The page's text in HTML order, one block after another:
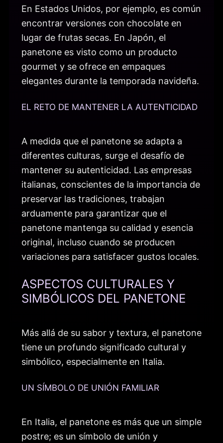
En Estados Unidos, por ejemplo, es común
encontrar versiones con chocolate en
lugar de frutas secas. En Japón, el
panetone es visto como un producto
gourmet y se ofrece en empaques
elegantes durante la temporada navideña.
EL RETO DE MANTENER LA AUTENTICIDAD
A medida que el panetone se adapta a
diferentes culturas, surge el desafío de
mantener su autenticidad. Las empresas
italianas, conscientes de la importancia de
preservar las tradiciones, trabajan
arduamente para garantizar que el
panetone mantenga su calidad y esencia
original, incluso cuando se producen
variaciones para satisfacer gustos locales.
ASPECTOS CULTURALES Y
SIMBÓLICOS DEL PANETONE
Más allá de su sabor y textura, el panetone
tiene un profundo significado cultural y
simbólico, especialmente en Italia.
UN SÍMBOLO DE UNIÓN FAMILIAR
En Italia, el panetone es más que un simple
postre; es un símbolo de unión y